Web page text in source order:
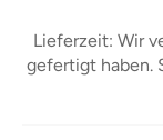
Lieferzeit: Wir
gefertigt haben.